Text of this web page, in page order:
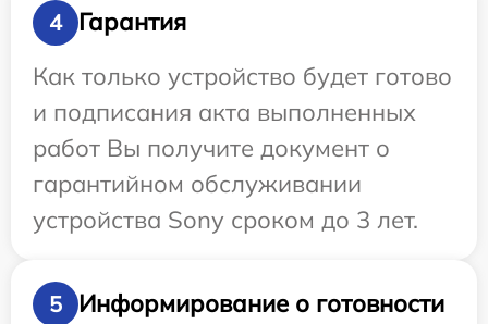
4
Гарантия
Как только устройство будет готово
и подписания акта выполненных
работ Вы получите документ о
гарантийном обслуживании
устройства Sony сроком до 3 лет.
5 Информирование о готовности